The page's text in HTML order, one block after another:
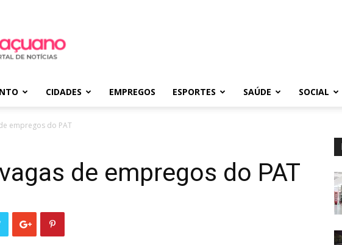
CIDADES EMPREGOS ESPORTES SAÚDE SOCIAL
empregos do PAT
de empregos do PAT